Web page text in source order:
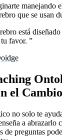
manejando
que se usan
está diseñado
favor. ”
el Cambio
no solo te
a abrazarlo
de preguntas